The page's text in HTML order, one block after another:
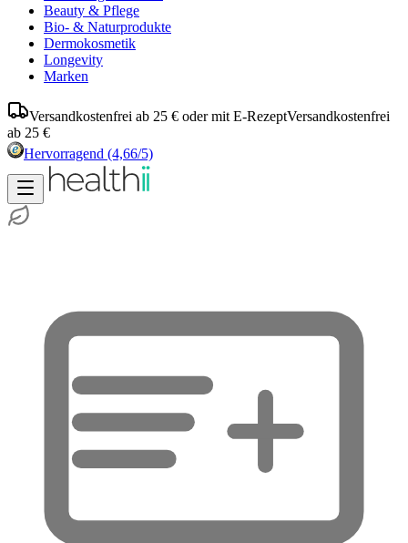
Beauty & Pflege
Bio- & Naturprodukte
Dermokosmetik
Longevity
Marken
Versandkostenfrei ab 25 € oder mit E-RezeptVersandkostenfrei
ab 25 €
Hervorragend (4,66/5)